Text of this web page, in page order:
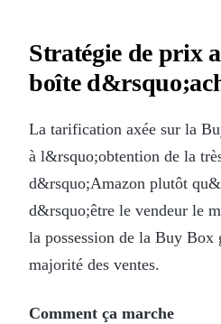
Stratégie de prix
boîte
La tarification axée sur la
à l&rsquo;obtention de la
d&rsquo;Amazon plutôt
d&rsquo;être le vendeur le
la possession de la Buy Box
majorité des ventes.
Comment ça marche